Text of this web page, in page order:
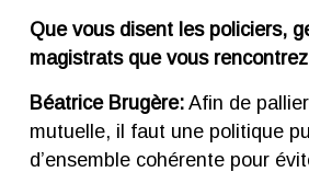
Que vous disent les policiers,
magistrats que vous
Béatrice Brugère:Afin de
mutuelle, il faut une politique
d’ensemble cohérente pour